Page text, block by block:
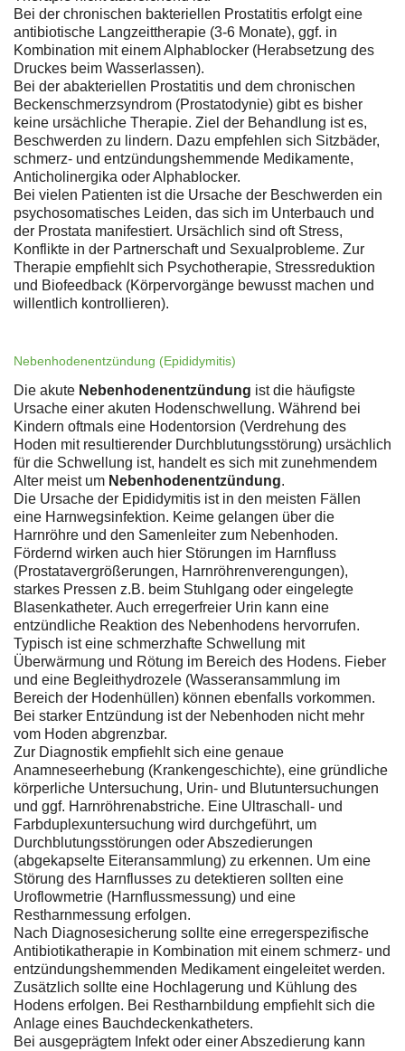
Bei der chronischen bakteriellen Prostatitis erfolgt eine
antibiotische Langzeittherapie (3-6 Monate), ggf. in
Kombination mit einem Alphablocker (Herabsetzung des
Druckes beim Wasserlassen).
Bei der abakteriellen Prostatitis und dem chronischen
Beckenschmerzsyndrom (Prostatodynie) gibt es bisher
keine ursächliche Therapie. Ziel der Behandlung ist es,
Beschwerden zu lindern. Dazu empfehlen sich Sitzbäder,
schmerz- und entzündungshemmende Medikamente,
Anticholinergika oder Alphablocker.
Bei vielen Patienten ist die Ursache der Beschwerden ein
psychosomatisches Leiden, das sich im Unterbauch und
der Prostata manifestiert. Ursächlich sind oft Stress,
Konflikte in der Partnerschaft und Sexualprobleme. Zur
Therapie empfiehlt sich Psychotherapie, Stressreduktion
und Biofeedback (Körpervorgänge bewusst machen und
willentlich kontrollieren).
Nebenhodenentzündung (Epididymitis)
Die akute Nebenhodenentzündung ist die häufigste
Ursache einer akuten Hodenschwellung. Während bei
Kindern oftmals eine Hodentorsion (Verdrehung des
Hoden mit resultierender Durchblutungsstörung) ursächlich
für die Schwellung ist, handelt es sich mit zunehmendem
Alter meist um Nebenhodenentzündung.
Die Ursache der Epididymitis ist in den meisten Fällen
eine Harnwegsinfektion. Keime gelangen über die
Harnröhre und den Samenleiter zum Nebenhoden.
Fördernd wirken auch hier Störungen im Harnfluss
(Prostatavergrößerungen, Harnröhrenverengungen),
starkes Pressen z.B. beim Stuhlgang oder eingelegte
Blasenkatheter. Auch erregerfreier Urin kann eine
entzündliche Reaktion des Nebenhodens hervorrufen.
Typisch ist eine schmerzhafte Schwellung mit
Überwärmung und Rötung im Bereich des Hodens. Fieber
und eine Begleithydrozele (Wasseransammlung im
Bereich der Hodenhüllen) können ebenfalls vorkommen.
Bei starker Entzündung ist der Nebenhoden nicht mehr
vom Hoden abgrenzbar.
Zur Diagnostik empfiehlt sich eine genaue
Anamneseerhebung (Krankengeschichte), eine gründliche
körperliche Untersuchung, Urin- und Blutuntersuchungen
und ggf. Harnröhrenabstriche. Eine Ultraschall- und
Farbduplexuntersuchung wird durchgeführt, um
Durchblutungsstörungen oder Abszedierungen
(abgekapselte Eiteransammlung) zu erkennen. Um eine
Störung des Harnflusses zu detektieren sollten eine
Uroflowmetrie (Harnflussmessung) und eine
Restharnmessung erfolgen.
Nach Diagnosesicherung sollte eine erregerspezifische
Antibiotikatherapie in Kombination mit einem schmerz- und
entzündungshemmenden Medikament eingeleitet werden.
Zusätzlich sollte eine Hochlagerung und Kühlung des
Hodens erfolgen. Bei Restharnbildung empfiehlt sich die
Anlage eines Bauchdeckenkatheters.
Bei ausgeprägtem Infekt oder einer Abszedierung kann